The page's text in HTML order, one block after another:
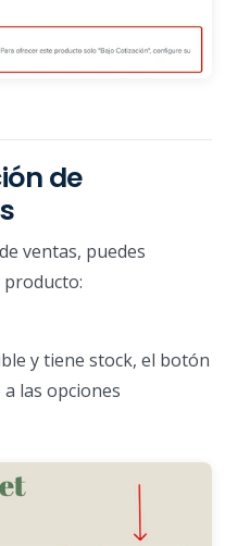
de
ventas, puedes
y tiene stock, el botón
las opciones